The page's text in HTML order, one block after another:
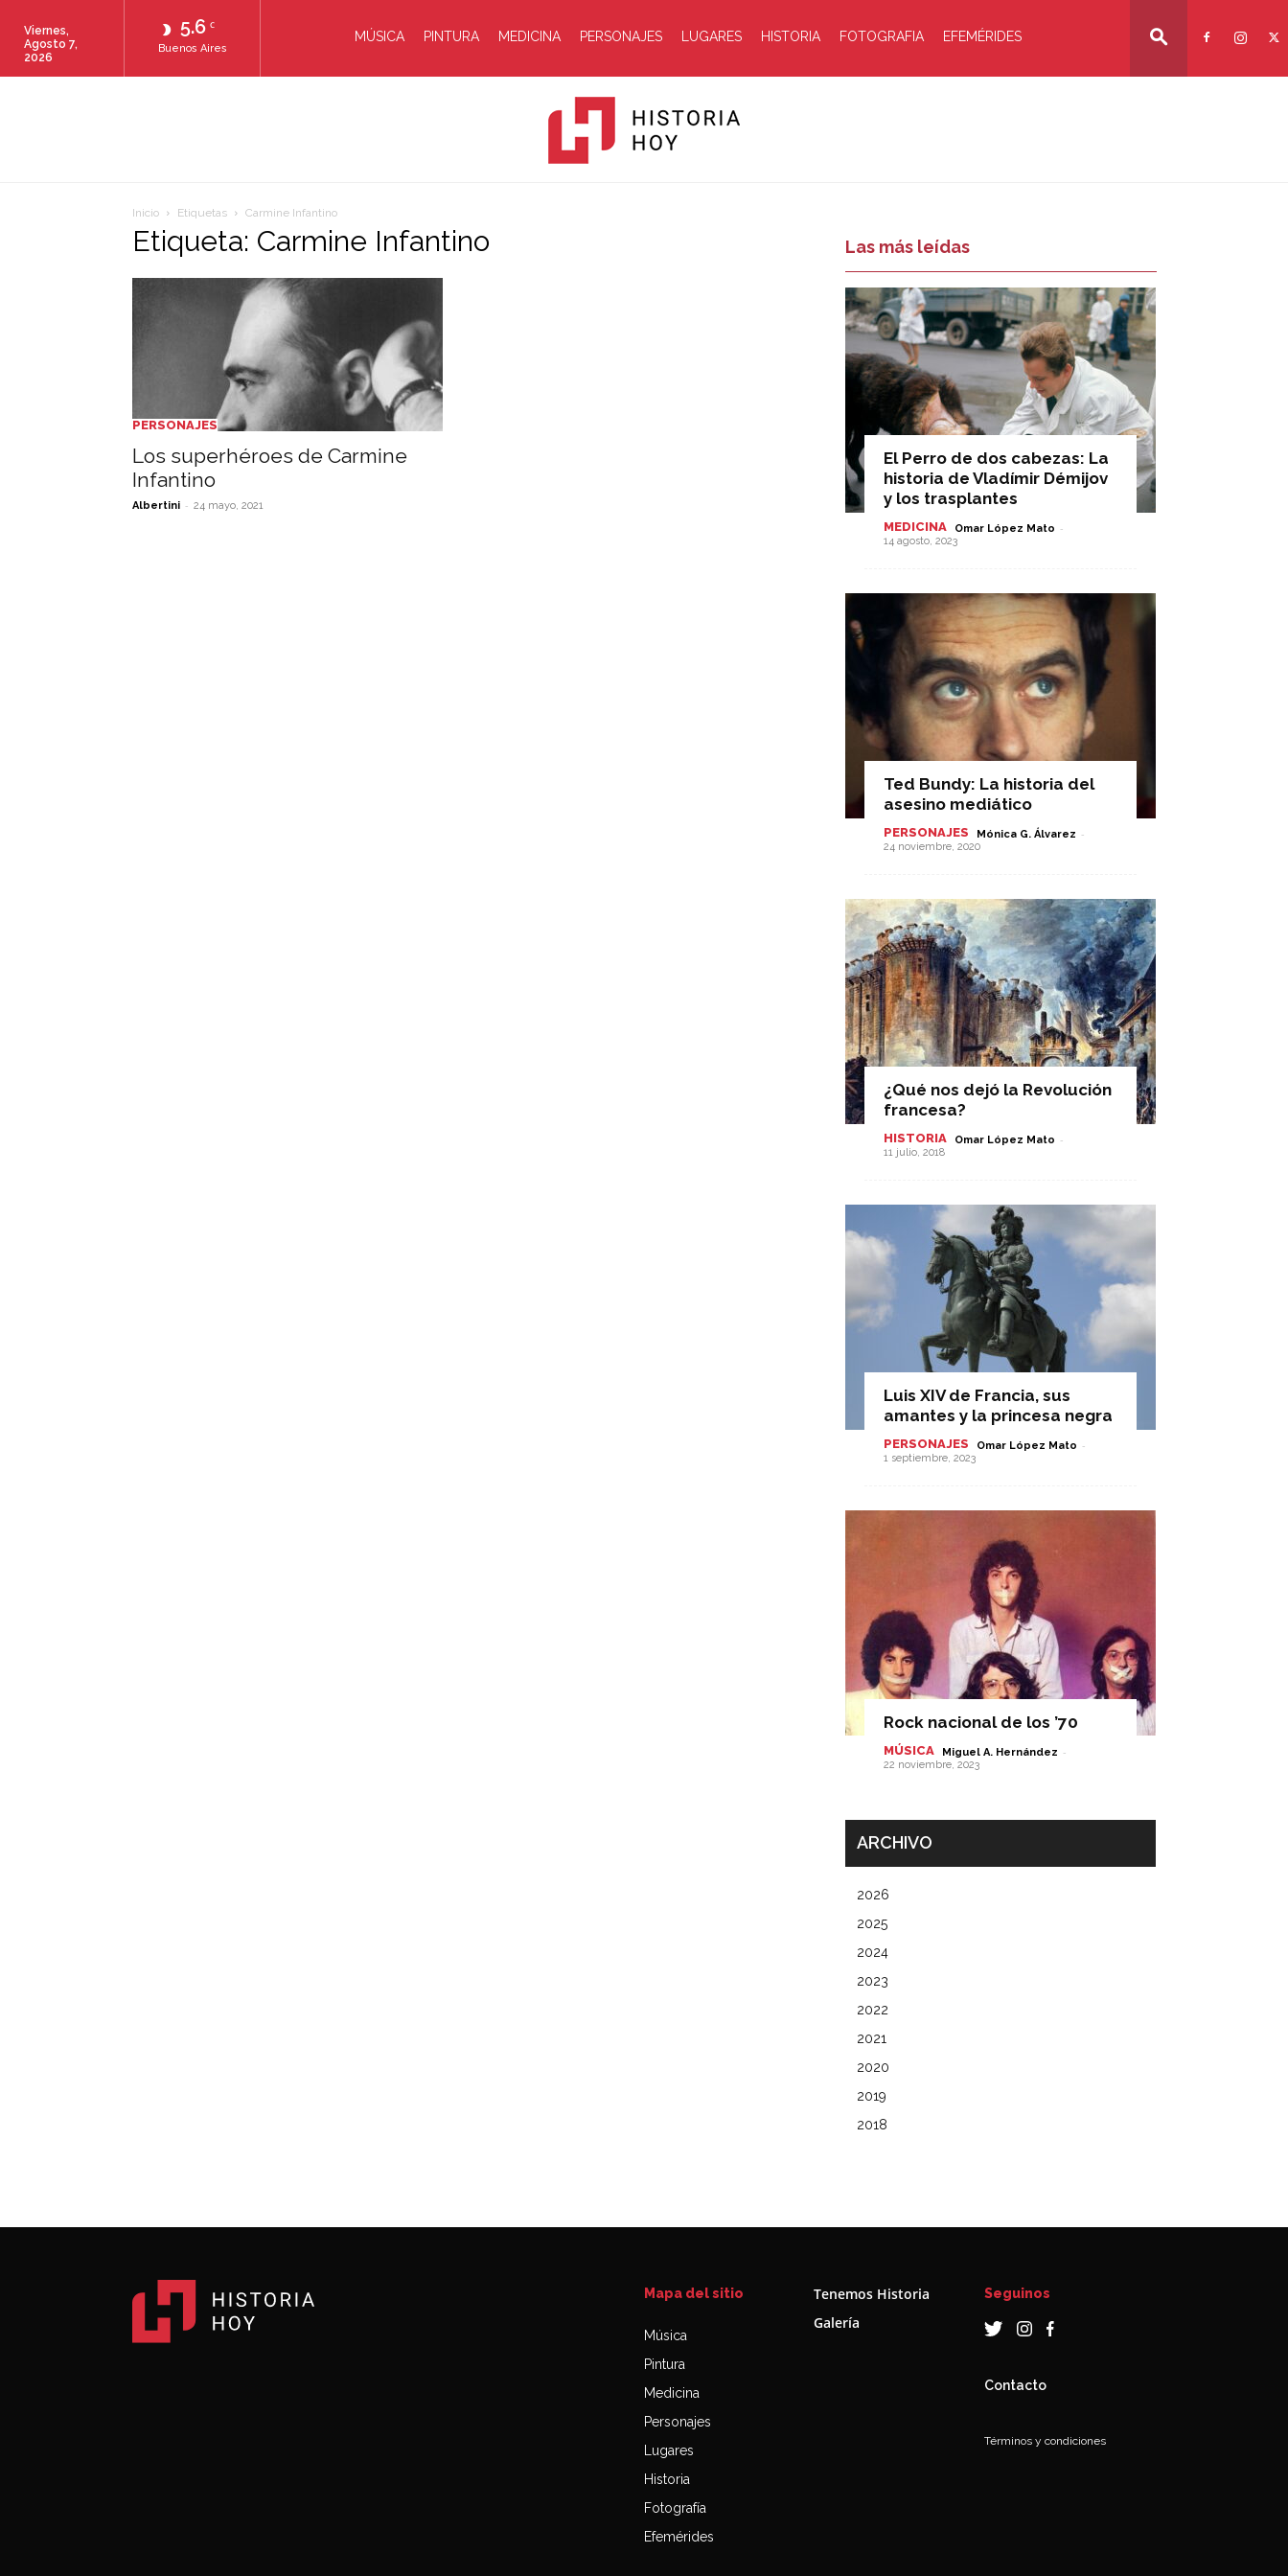
5.6 C
Buenos Aires
Viernes,
Agosto 7,
2026
MÚSICA PINTURA MEDICINA PERSONAJES LUGARES HISTORIA FOTOGRAFIA EFEMÉRIDES
Inicio Etiquetas Carmine Infantino
Etiqueta: Carmine Infantino
PERSONAJES
Los superhéroes de Carmine
Infantino
Albertini - 24 mayo, 2021
Las más leídas
El Perro de dos cabezas: La
historia de Vladímir Démijov
y los trasplantes
MEDICINA Omar López Mato -
14 agosto, 2023
Ted Bundy: La historia del
asesino mediático
PERSONAJES Mónica G. Álvarez -
24 noviembre, 2020
¿Qué nos dejó la Revolución
francesa?
HISTORIA Omar López Mato -
11 julio, 2018
Luis XIV de Francia, sus
amantes y la princesa negra
PERSONAJES Omar López Mato -
1 septiembre, 2023
Rock nacional de los ’70
MÚSICA Miguel A. Hernández -
22 noviembre, 2023
ARCHIVO
2026
2025
2024
2023
2022
2021
2020
2019
2018
Mapa del sitio
Música
Pintura
Medicina
Personajes
Lugares
Historia
Fotografía
Efemérides
Tenemos Historia
Galería
Seguinos
Contacto
Términos y condiciones